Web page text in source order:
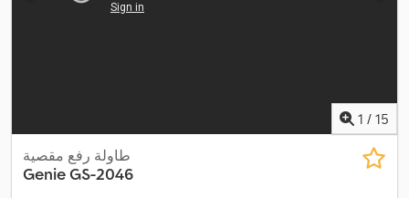
1 / 15
طاولة رفع مقصية
GenieGS-2046